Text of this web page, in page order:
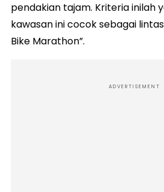
pendakian tajam. Kriteria inilah
kawasan ini cocok sebagai
Bike Marathon”.
ADVERTISEMENT